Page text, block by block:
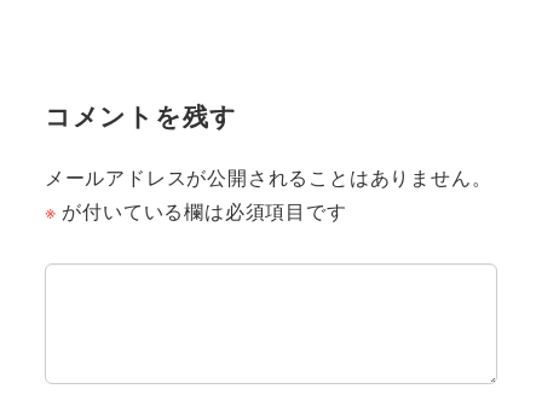
コメントを残す
メールアドレスが公開されることはありません。
※ が付いている欄は必須項目です